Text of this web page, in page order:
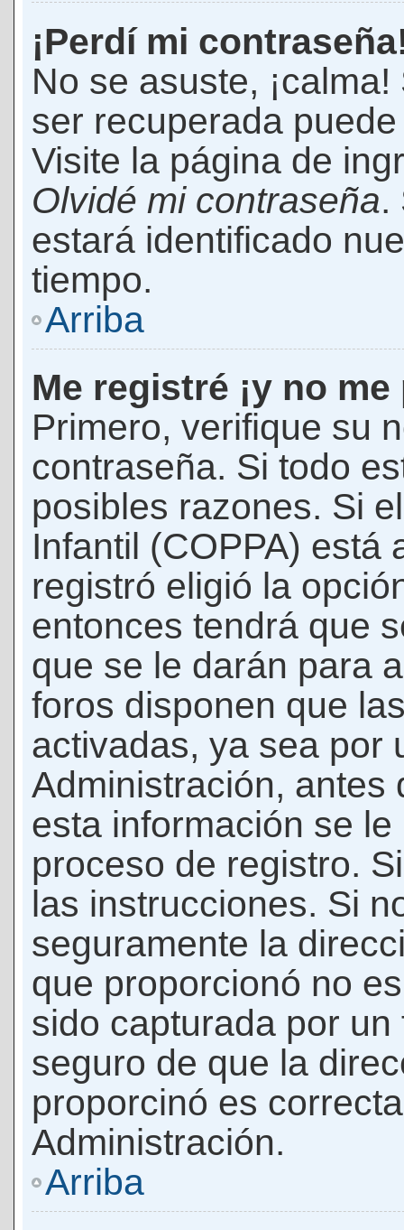
¡Perdí mi
No se asuste,
ser recuperada
Visite la página de
Olvidé mi contraseña.
estará identificado
tiempo.
Arriba
Me registré ¡y no
Primero, verifique su
contraseña. Si todo
posibles razones. Si
Infantil (COPPA) está
registró eligió la
entonces tendrá que
que se le darán para
foros disponen que
activadas, ya sea por
Administración, antes
esta información se
proceso de registro.
las instrucciones. Si
seguramente la
que proporcionó no
sido capturada por
seguro de que la
proporcinó es
Administración.
Arriba